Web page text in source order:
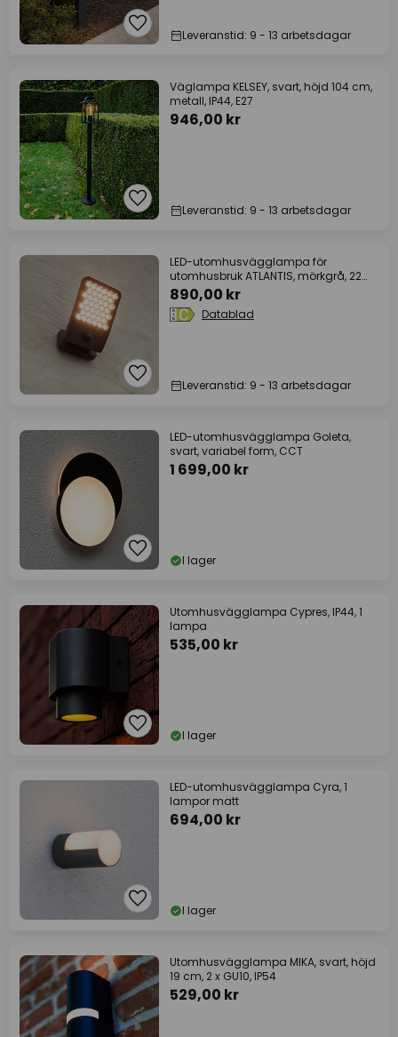
Leveranstid: 9 - 13 arbetsdagar
Väglampa KELSEY, svart, höjd 104 cm,
metall, IP44, E27
946,00 kr
Leveranstid: 9 - 13 arbetsdagar
LED-utomhusvägglampa för
utomhusbruk ATLANTIS, mörkgrå, 22
cm, IP54
890,00 kr
Datablad
Leveranstid: 9 - 13 arbetsdagar
LED-utomhusvägglampa Goleta,
svart, variabel form, CCT
1 699,00 kr
I lager
Utomhusvägglampa Cypres, IP44, 1
lampa
535,00 kr
I lager
LED-utomhusvägglampa Cyra, 1
lampor matt
694,00 kr
I lager
Utomhusvägglampa MIKA, svart, höjd
19 cm, 2 x GU10, IP54
529,00 kr